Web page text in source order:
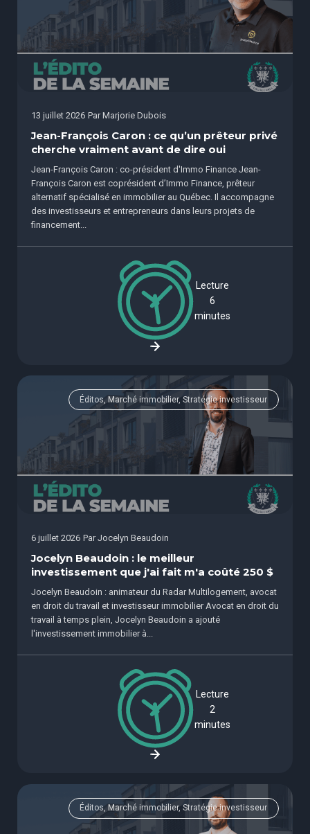
13 juillet 2026 Par Marjorie Dubois
Jean-François Caron : ce qu’un prêteur privé
cherche vraiment avant de dire oui
Jean-François Caron : co-président d'Immo Finance Jean-
François Caron est coprésident d’Immo Finance, prêteur
alternatif spécialisé en immobilier au Québec. Il accompagne
des investisseurs et entrepreneurs dans leurs projets de
financement...
Lecture
6
minutes
Éditos, Marché immobilier, Stratégie investisseur
6 juillet 2026 Par Jocelyn Beaudoin
Jocelyn Beaudoin : le meilleur
investissement que j'ai fait m'a coûté 250 $
Jocelyn Beaudoin : animateur du Radar Multilogement, avocat
en droit du travail et investisseur immobilier Avocat en droit du
travail à temps plein, Jocelyn Beaudoin a ajouté
l'investissement immobilier à...
Lecture
2
minutes
Éditos, Marché immobilier, Stratégie investisseur